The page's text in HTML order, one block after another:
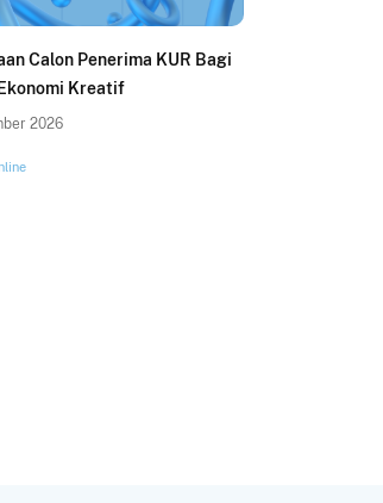
Calon Penerima KUR Bagi
Kreatif
2026